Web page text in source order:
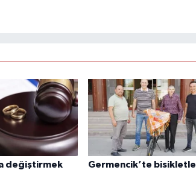
değiştirmek
Germencik’te bisikletle